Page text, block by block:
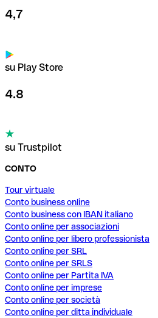
4,7
su Play Store
4.8
su Trustpilot
CONTO
Tour virtuale
Conto business online
Conto business con IBAN italiano
Conto online per associazioni
Conto online per libero professionista
Conto online per SRL
Conto online per SRLS
Conto online per Partita IVA
Conto online per imprese
Conto online per società
Conto online per ditta individuale